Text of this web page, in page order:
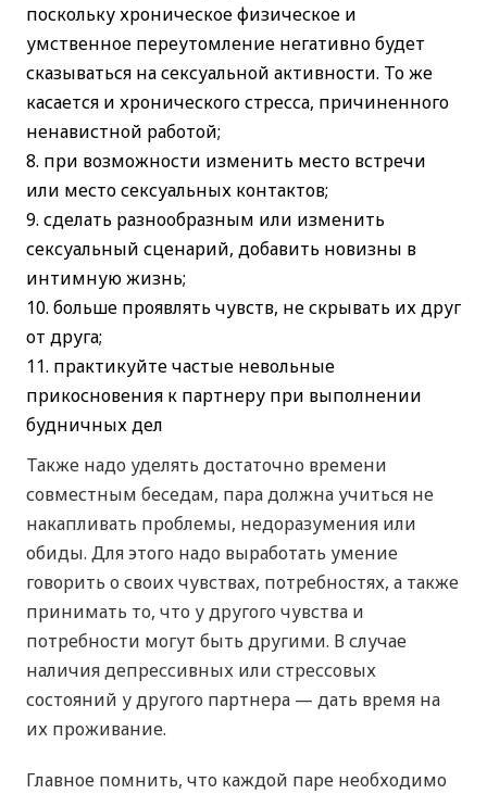
поскольку хроническое физическое и
умственное переутомление негативно будет
сказываться на сексуальной активности. То же
касается и хронического стресса, причиненного
ненавистной работой;
при возможности изменить место встречи
или место сексуальных контактов;
сделать разнообразным или изменить
сексуальный сценарий, добавить новизны в
интимную жизнь;
больше проявлять чувств, не скрывать их друг
от друга;
практикуйте частые невольные
прикосновения к партнеру при выполнении
будничных дел
Также надо уделять достаточно времени
совместным беседам, пара должна учиться не
накапливать проблемы, недоразумения или
обиды. Для этого надо выработать умение
говорить о своих чувствах, потребностях, а также
принимать то, что у другого чувства и
потребности могут быть другими. В случае
наличия депрессивных или стрессовых
состояний у другого партнера — дать время на
их проживание.
Главное помнить, что каждой паре необходимо